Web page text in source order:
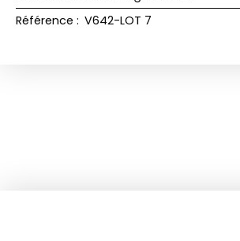
Référence : V642-LOT 7